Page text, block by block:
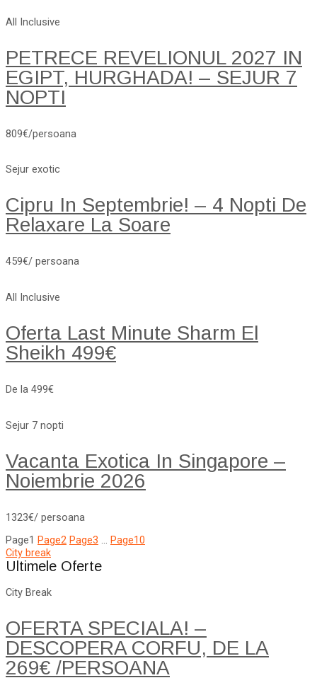
All Inclusive
PETRECE REVELIONUL 2027 IN
EGIPT, HURGHADA! – SEJUR 7
NOPTI
809€/persoana
Sejur exotic
Cipru In Septembrie! – 4 Nopti De
Relaxare La Soare
459€/ persoana
All Inclusive
Oferta Last Minute Sharm El
Sheikh 499€
De la 499€
Sejur 7 nopti
Vacanta Exotica In Singapore –
Noiembrie 2026
1323€/ persoana
Page1 Page2 Page3 … Page10
City break
Ultimele Oferte
City Break
OFERTA SPECIALA! –
DESCOPERA CORFU, DE LA
269€ /PERSOANA